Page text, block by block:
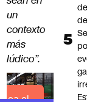
un
contexto
más
lúdico”.
Lea el